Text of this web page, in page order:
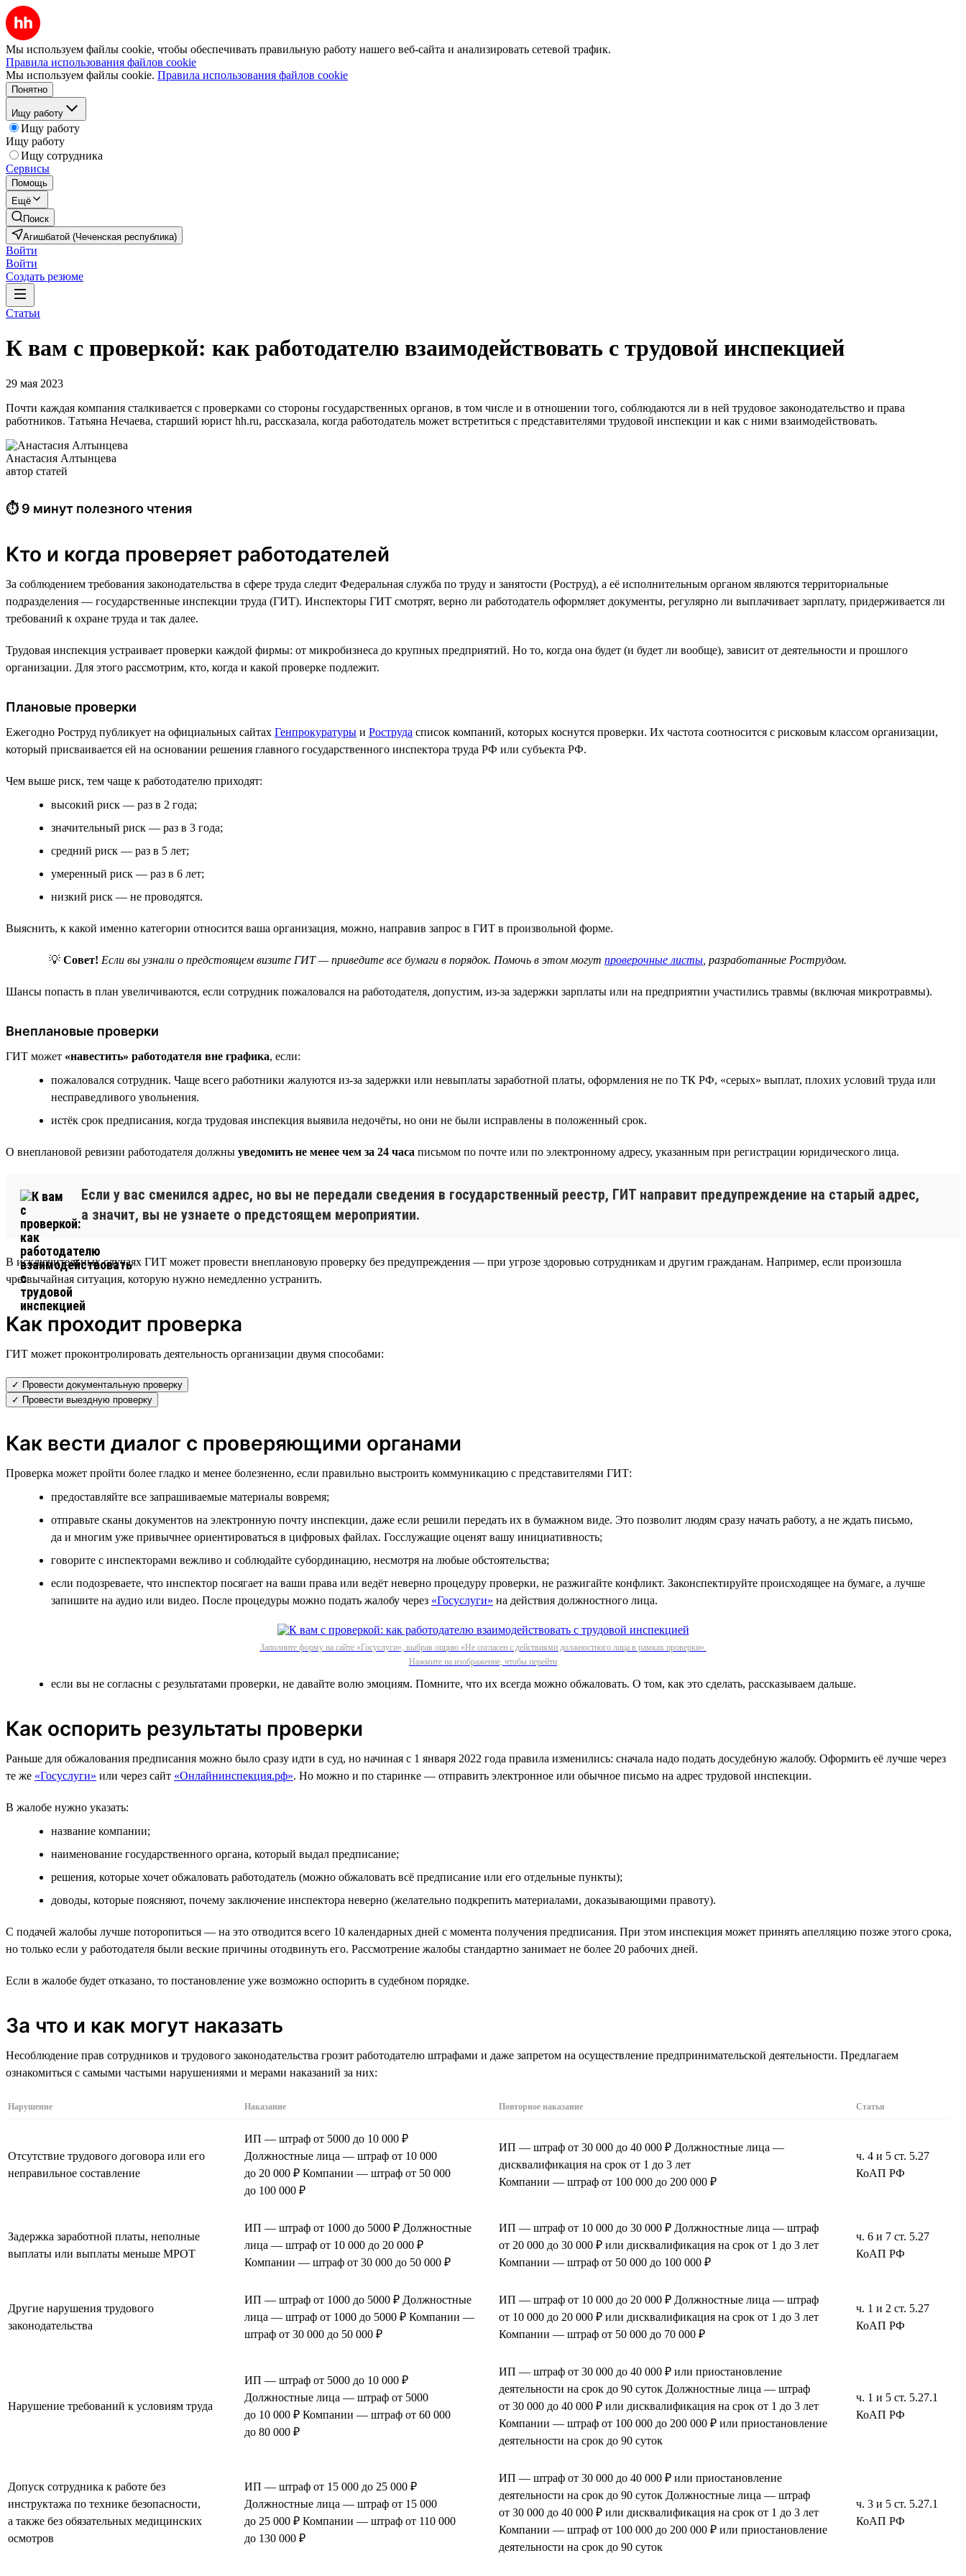
Мы используем файлы cookie, чтобы обеспечивать правильную работу нашего веб-сайта и анализировать сетевой трафик.
Правила использования файлов cookie
Мы используем файлы cookie. Правила использования файлов cookie
Понятно
Ищу работу
Ищу работу
Ищу работу
Ищу сотрудника
Сервисы
Помощь
Ещё
Поиск
Агишбатой (Чеченская республика)
Войти
Войти
Создать резюме
Статьи
К вам с проверкой: как работодателю взаимодействовать с трудовой инспекцией
29 мая 2023
Почти каждая компания сталкивается с проверками со стороны государственных органов, в том числе и в отношении того, соблюдаются ли в ней трудовое законодательство и права
работников. Татьяна Нечаева, старший юрист hh.ru, рассказала, когда работодатель может встретиться с представителями трудовой инспекции и как с ними взаимодействовать.
Анастасия Алтынцева
автор статей
⏱ 9 минут полезного чтения
Кто и когда проверяет работодателей
За соблюдением требования законодательства в сфере труда следит Федеральная служба по труду и занятости (Роструд), а её исполнительным органом являются территориальные
подразделения — государственные инспекции труда (ГИТ). Инспекторы ГИТ смотрят, верно ли работодатель оформляет документы, регулярно ли выплачивает зарплату, придерживается ли
требований к охране труда и так далее.
Трудовая инспекция устраивает проверки каждой фирмы: от микробизнеса до крупных предприятий. Но то, когда она будет (и будет ли вообще), зависит от деятельности и прошлого
организации. Для этого рассмотрим, кто, когда и какой проверке подлежит.
Плановые проверки
Ежегодно Роструд публикует на официальных сайтах Генпрокуратуры и Роструда список компаний, которых коснутся проверки. Их частота соотносится с рисковым классом организации,
который присваивается ей на основании решения главного государственного инспектора труда РФ или субъекта РФ.
Чем выше риск, тем чаще к работодателю приходят:
высокий риск — раз в 2 года;
значительный риск — раз в 3 года;
средний риск — раз в 5 лет;
умеренный риск — раз в 6 лет;
низкий риск — не проводятся.
Выяснить, к какой именно категории относится ваша организация, можно, направив запрос в ГИТ в произвольной форме.
💡 Совет! Если вы узнали о предстоящем визите ГИТ — приведите все бумаги в порядок. Помочь в этом могут проверочные листы , разработанные Рострудом.
Шансы попасть в план увеличиваются, если сотрудник пожаловался на работодателя, допустим, из-за задержки зарплаты или на предприятии участились травмы (включая микротравмы).
Внеплановые проверки
ГИТ может «навестить» работодателя вне графика, если:
пожаловался сотрудник. Чаще всего работники жалуются из-за задержки или невыплаты заработной платы, оформления не по ТК РФ, «серых» выплат, плохих условий труда или
несправедливого увольнения.
истёк срок предписания, когда трудовая инспекция выявила недочёты, но они не были исправлены в положенный срок.
О внеплановой ревизии работодателя должны уведомить не менее чем за 24 часа письмом по почте или по электронному адресу, указанным при регистрации юридического лица.
Если у вас сменился адрес, но вы не передали сведения в государственный реестр, ГИТ направит предупреждение на старый адрес,
а значит, вы не узнаете о предстоящем мероприятии.
В исключительных случаях ГИТ может провести внеплановую проверку без предупреждения — при угрозе здоровью сотрудникам и другим гражданам. Например, если произошла
чрезвычайная ситуация, которую нужно немедленно устранить.
Как проходит проверка
ГИТ может проконтролировать деятельность организации двумя способами:
✓ Провести документальную проверку
✓ Провести выездную проверку
Как вести диалог с проверяющими органами
Проверка может пройти более гладко и менее болезненно, если правильно выстроить коммуникацию с представителями ГИТ:
предоставляйте все запрашиваемые материалы вовремя;
отправьте сканы документов на электронную почту инспекции, даже если решили передать их в бумажном виде. Это позволит людям сразу начать работу, а не ждать письмо,
да и многим уже привычнее ориентироваться в цифровых файлах. Госслужащие оценят вашу инициативность;
говорите с инспекторами вежливо и соблюдайте субординацию, несмотря на любые обстоятельства;
если подозреваете, что инспектор посягает на ваши права или ведёт неверно процедуру проверки, не разжигайте конфликт. Законспектируйте происходящее на бумаге, а лучше
запишите на аудио или видео. После процедуры можно подать жалобу через «Госуслуги» на действия должностного лица.
Заполните форму на сайте «Госуслуги», выбрав опцию «Не согласен с действиями должностного лица в рамках проверки».
Нажмите на изображение, чтобы перейти
если вы не согласны с результатами проверки, не давайте волю эмоциям. Помните, что их всегда можно обжаловать. О том, как это сделать, рассказываем дальше.
Как оспорить результаты проверки
Раньше для обжалования предписания можно было сразу идти в суд, но начиная с 1 января 2022 года правила изменились: сначала надо подать досудебную жалобу. Оформить её лучше через
те же «Госуслуги» или через сайт «Онлайнинспекция.рф». Но можно и по старинке — отправить электронное или обычное письмо на адрес трудовой инспекции.
В жалобе нужно указать:
название компании;
наименование государственного органа, который выдал предписание;
решения, которые хочет обжаловать работодатель (можно обжаловать всё предписание или его отдельные пункты);
доводы, которые поясняют, почему заключение инспектора неверно (желательно подкрепить материалами, доказывающими правоту).
С подачей жалобы лучше поторопиться — на это отводится всего 10 календарных дней с момента получения предписания. При этом инспекция может принять апелляцию позже этого срока,
но только если у работодателя были веские причины отодвинуть его. Рассмотрение жалобы стандартно занимает не более 20 рабочих дней.
Если в жалобе будет отказано, то постановление уже возможно оспорить в судебном порядке.
За что и как могут наказать
Несоблюдение прав сотрудников и трудового законодательства грозит работодателю штрафами и даже запретом на осуществление предпринимательской деятельности. Предлагаем
ознакомиться с самыми частыми нарушениями и мерами наказаний за них:
Нарушение Наказание Повторное наказание Статья
Отсутствие трудового договора или его
неправильное составление
ИП — штраф от 5000 до 10 000 ₽
Должностные лица — штраф от 10 000
до 20 000 ₽ Компании — штраф от 50 000
до 100 000 ₽
ИП — штраф от 30 000 до 40 000 ₽ Должностные лица —
дисквалификация на срок от 1 до 3 лет
Компании — штраф от 100 000 до 200 000 ₽
ч. 4 и 5 ст. 5.27
КоАП РФ
Задержка заработной платы, неполные
выплаты или выплаты меньше МРОТ
ИП — штраф от 1000 до 5000 ₽ Должностные
лица — штраф от 10 000 до 20 000 ₽
Компании — штраф от 30 000 до 50 000 ₽
ИП — штраф от 10 000 до 30 000 ₽ Должностные лица — штраф
от 20 000 до 30 000 ₽ или дисквалификация на срок от 1 до 3 лет
Компании — штраф от 50 000 до 100 000 ₽
ч. 6 и 7 ст. 5.27
КоАП РФ
Другие нарушения трудового
законодательства
ИП — штраф от 1000 до 5000 ₽ Должностные
лица — штраф от 1000 до 5000 ₽ Компании —
штраф от 30 000 до 50 000 ₽
ИП — штраф от 10 000 до 20 000 ₽ Должностные лица — штраф
от 10 000 до 20 000 ₽ или дисквалификация на срок от 1 до 3 лет
Компании — штраф от 50 000 до 70 000 ₽
ч. 1 и 2 ст. 5.27
КоАП РФ
Нарушение требований к условиям труда
ИП — штраф от 5000 до 10 000 ₽
Должностные лица — штраф от 5000
до 10 000 ₽ Компании — штраф от 60 000
до 80 000 ₽
ИП — штраф от 30 000 до 40 000 ₽ или приостановление
деятельности на срок до 90 суток Должностные лица — штраф
от 30 000 до 40 000 ₽ или дисквалификация на срок от 1 до 3 лет
Компании — штраф от 100 000 до 200 000 ₽ или приостановление
деятельности на срок до 90 суток
ч. 1 и 5 ст. 5.27.1
КоАП РФ
Допуск сотрудника к работе без
инструктажа по технике безопасности,
а также без обязательных медицинских
осмотров
ИП — штраф от 15 000 до 25 000 ₽
Должностные лица — штраф от 15 000
до 25 000 ₽ Компании — штраф от 110 000
до 130 000 ₽
ИП — штраф от 30 000 до 40 000 ₽ или приостановление
деятельности на срок до 90 суток Должностные лица — штраф
от 30 000 до 40 000 ₽ или дисквалификация на срок от 1 до 3 лет
Компании — штраф от 100 000 до 200 000 ₽ или приостановление
деятельности на срок до 90 суток
ч. 3 и 5 ст. 5.27.1
КоАП РФ